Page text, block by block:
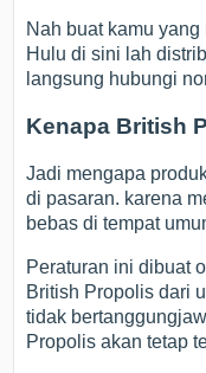
Nah buat kamu
Hulu di sini lah
langsung hubungi
Kenapa British
Jadi mengapa
di pasaran. karena
bebas di tempat
Peraturan ini dibuat
British Propolis dari
tidak
Propolis akan tetap